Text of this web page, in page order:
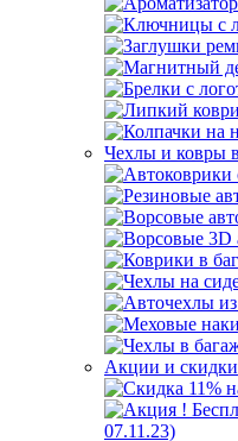
Чехлы и ковры
Акции и скидки